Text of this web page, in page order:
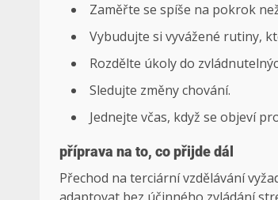
Zaměřte se spíše na pokrok
Vybudujte si vyvážené rutiny,
Rozdělte úkoly do
Sledujte změny chování.
Jednejte včas, když se objeví
příprava na to, co přijde dál
Přechod na terciární vzdělávání